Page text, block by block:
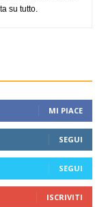
su tutto.
MI PIACE
SEGUI
SEGUI
ISCRIVITI